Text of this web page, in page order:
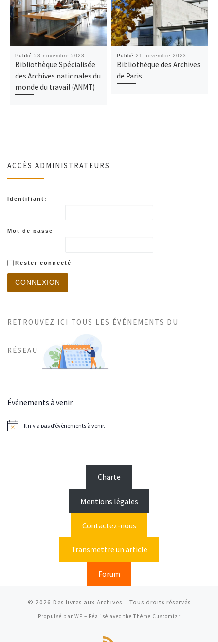
Publié23 novembre 2023
Bibliothèque Spécialisée
des Archives nationales du
monde du travail (ANMT)
Publié21 novembre 2023
Bibliothèque des Archives
de Paris
ACCÈS ADMINISTRATEURS
Identifiant:
Mot de passe:
Rester connecté
CONNEXION
RETROUVEZ ICI TOUS LES ÉVÉNEMENTS DU
RÉSEAU
Événements à venir
Il n’y a pas d’évènements à venir.
Charte
Mentions légales
Contactez-nous
Transmettre un article
Forum
© 2026 Des livres aux Archives – Tous droits réservés
Propulsé par WP – Réalisé avec the Thème Customizr